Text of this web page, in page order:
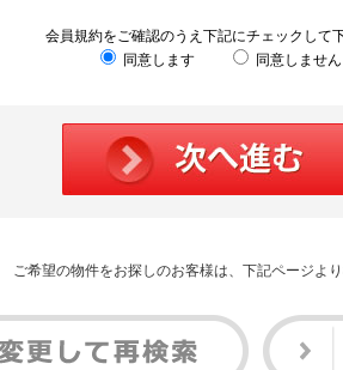
会員規約をご確認のうえ下記にチェックして下
同意します
同意しません
ご希望の物件をお探しのお客様は、下記ページよ